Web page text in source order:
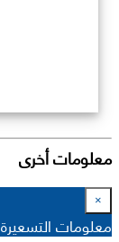
معلومات أخرى
×
معلومات التسعيرة